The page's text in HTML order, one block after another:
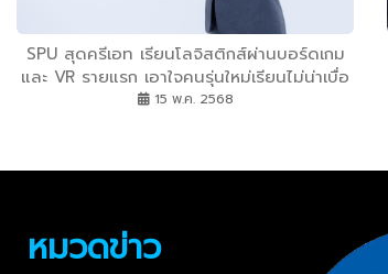
SPU สุดครีเอท เรียนโลจิสติกส์ผ่านบอร์ดเกม
และ VR รายแรก เอาใจคนรุ่นใหม่เรียนไม่น่าเบื่อ
มีงานรองรับ รายได้สูง
15 พ.ค. 2568
หมวดข่าว